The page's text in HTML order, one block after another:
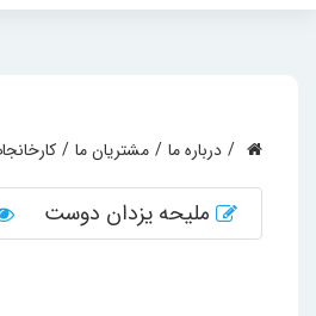
درباره ما مشتریان ما
ملیحه یزدان دوست